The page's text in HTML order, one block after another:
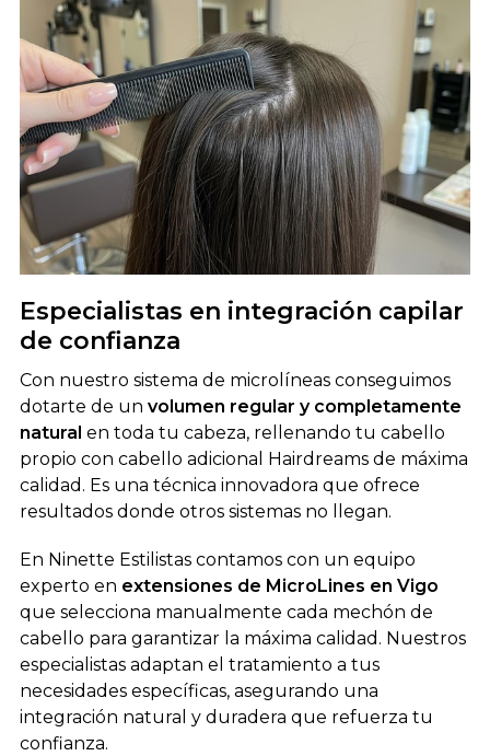
Especialistas en integración capilar
de confianza
Con nuestro sistema de microlíneas conseguimos
dotarte de un volumen regular y completamente
natural en toda tu cabeza, rellenando tu cabello
propio con cabello adicional Hairdreams de máxima
calidad. Es una técnica innovadora que ofrece
resultados donde otros sistemas no llegan.
En Ninette Estilistas contamos con un equipo
experto en extensiones de MicroLines en Vigo
que selecciona manualmente cada mechón de
cabello para garantizar la máxima calidad. Nuestros
especialistas adaptan el tratamiento a tus
necesidades específicas, asegurando una
integración natural y duradera que refuerza tu
confianza.